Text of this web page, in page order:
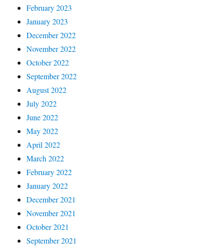
February 2023
January 2023
December 2022
November 2022
October 2022
September 2022
August 2022
July 2022
June 2022
May 2022
April 2022
March 2022
February 2022
January 2022
December 2021
November 2021
October 2021
September 2021